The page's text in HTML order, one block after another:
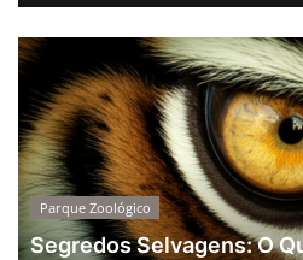
Parque Zoológico
Segredos Selvagens: O